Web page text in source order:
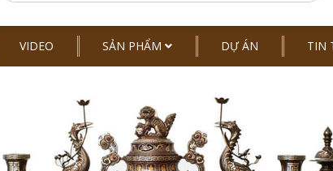
VIDEO SẢN PHẨM DỰ ÁN TIN